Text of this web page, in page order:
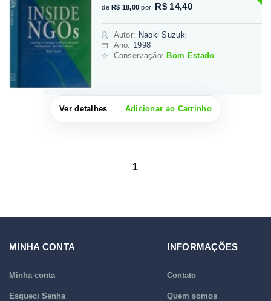
de R$ 18,00 por R$ 14,40
Autor: Naoki Suzuki
Ano: 1998
Conservação:Bom Estado
Ver detalhes Adicionar ao Carrinho
1
MINHA CONTA
Minha conta
Esqueci Senha
INFORMAÇÕES
Contato
Quem somos